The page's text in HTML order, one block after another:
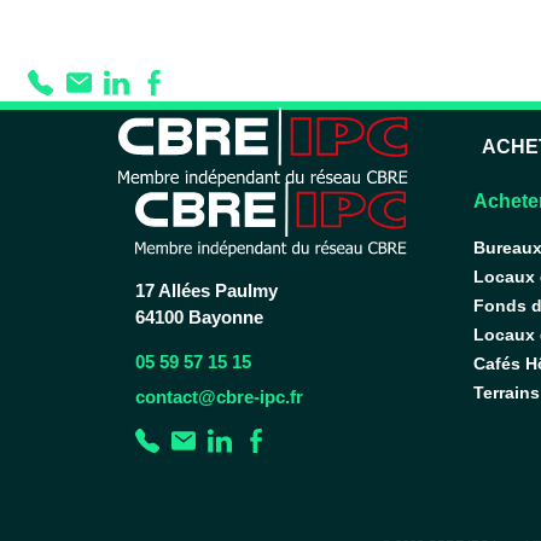
17 Allées Paulmy
64100 Bayonne
05 59 57 15 15
contact@cbre-ipc.fr
Bureaux
Locaux
Fonds
Locaux
Cafés
Terrains